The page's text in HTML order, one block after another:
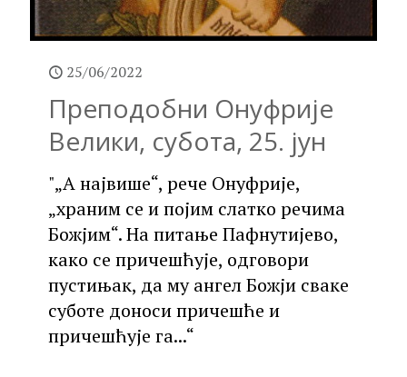
25/06/2022
Преподобни Онуфрије
Велики, субота, 25. јун
"„А највише“, рече Онуфрије,
„храним се и појим слатко речима
Божјим“. На питање Пафнутијево,
како се причешћује, одговори
пустињак, да му ангел Божји сваке
суботе доноси причешће и
причешћује га...“